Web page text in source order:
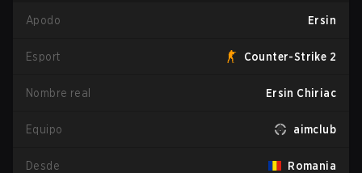
Apodo Ersin
Esport Counter-Strike 2
Nombre real Ersin Chiriac
Equipo aimclub
Desde Romania